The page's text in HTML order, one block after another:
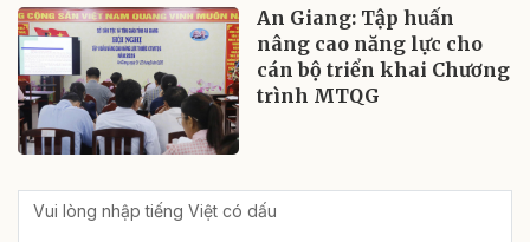
An Giang: Tập huấn
nâng cao năng lực cho
cán bộ triển khai Chương
trình MTQG